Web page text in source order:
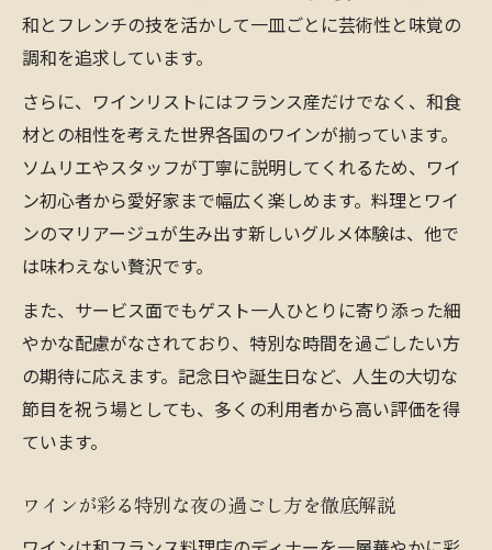
和とフレンチの技を活かして一皿ごとに芸術性と味覚の
調和を追求しています。
さらに、ワインリストにはフランス産だけでなく、和食
材との相性を考えた世界各国のワインが揃っています。
ソムリエやスタッフが丁寧に説明してくれるため、ワイ
ン初心者から愛好家まで幅広く楽しめます。料理とワイ
ンのマリアージュが生み出す新しいグルメ体験は、他で
は味わえない贅沢です。
また、サービス面でもゲスト一人ひとりに寄り添った細
やかな配慮がなされており、特別な時間を過ごしたい方
の期待に応えます。記念日や誕生日など、人生の大切な
節目を祝う場としても、多くの利用者から高い評価を得
ています。
ワインが彩る特別な夜の過ごし方を徹底解説